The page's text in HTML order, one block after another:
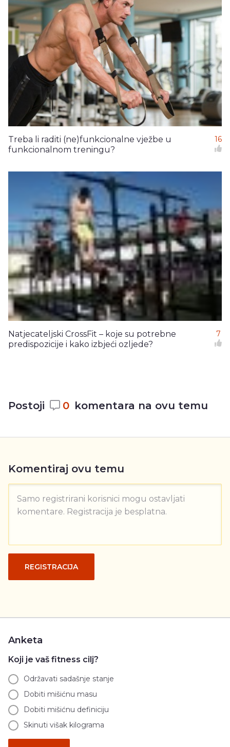
Treba li raditi (ne)funkcionalne vježbe u
funkcionalnom treningu?
16
Natjecateljski CrossFit – koje su potrebne
predispozicije i kako izbjeći ozljede?
7
Postoji 0 komentara na ovu temu
Komentiraj ovu temu
Samo registrirani korisnici mogu ostavljati
komentare. Registracija je besplatna.
REGISTRACIJA
Anketa
Koji je vaš fitness cilj?
Održavati sadašnje stanje
Dobiti mišićnu masu
Dobiti mišićnu definiciju
Skinuti višak kilograma